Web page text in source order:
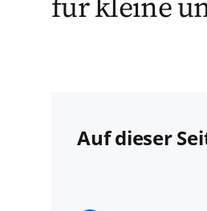
für kleine
Auf dieser